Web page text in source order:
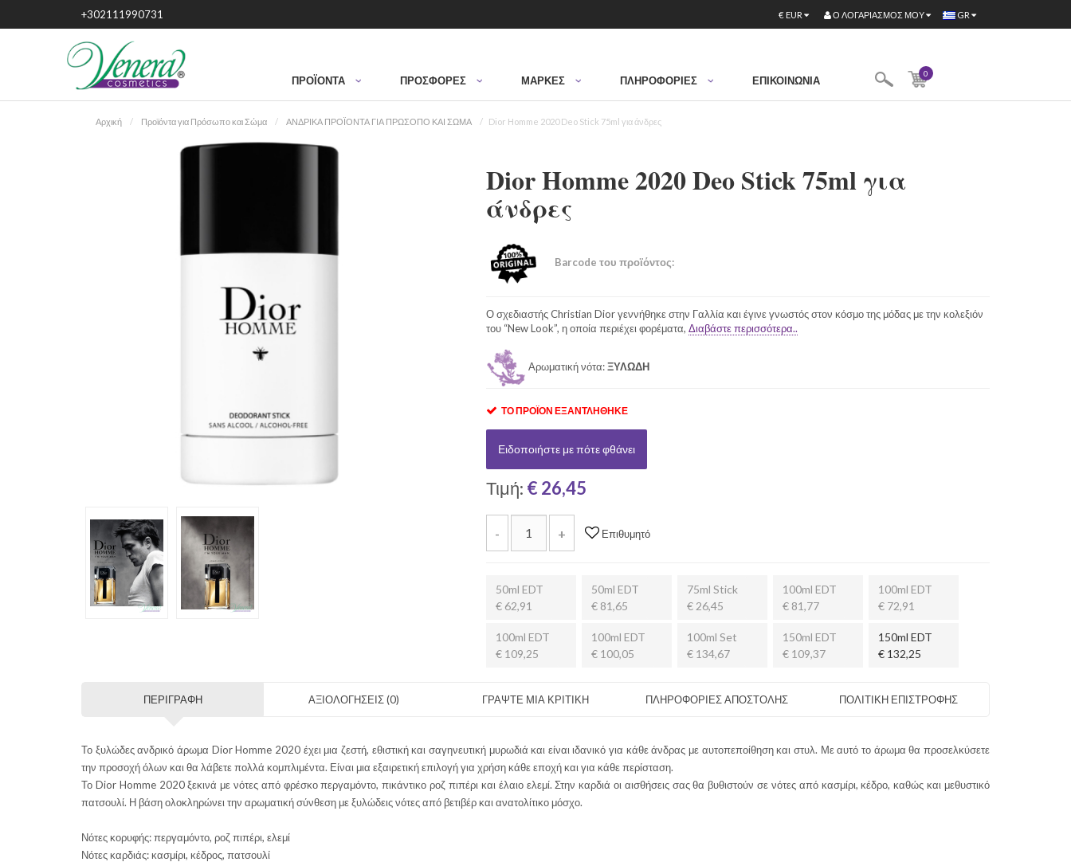
+302111990731 GR
€ EUR Ο ΛΟΓΑΡΙΑΣΜΌΣ ΜΟΥ
ΠΡΟΪΌΝΤΑ ΠΡΟΣΦΟΡΈΣ ΜΆΡΚΕΣ ΠΛΗΡΟΦΟΡΙΕΣ ΕΠΙΚΟΙΝΩΝΊΑ
0
Αρχική Προϊόντα για Πρόσωπο και Σώμα ΑΝΔΡΙΚΑ ΠΡΟΪΟΝΤΑ ΓΙΑ ΠΡΩΣΟΠΟ ΚΑΙ ΣΩΜΑ Dior Homme 2020 Deo Stick 75ml για άνδρες
Dior Homme 2020 Deo Stick 75ml για
άνδρες
Barcode του προϊόντος:
Ο σχεδιαστής Christian Dior γεννήθηκε στην Γαλλία και έγινε γνωστός στον κόσμο της μόδας με την κολεξιόν
του “New Look”, η οποία περιέχει φορέματα, Διαβάστε περισσότερα..
Αρωματική νότα:ΞΥΛΩΔΗ
ΤΟ ΠΡΟΪΌΝ ΕΞΑΝΤΛΉΘΗΚΕ
Ειδοποιήστε με πότε φθάνει
Τιμή: € 26,45
- + Επιθυμητό
50ml EDT
€ 62,91
50ml EDT
€ 81,65
75ml Stick
€ 26,45
100ml EDT
€ 81,77
100ml EDT
€ 72,91
100ml EDT
€ 109,25
100ml EDT
€ 100,05
100ml Set
€ 134,67
150ml EDT
€ 109,37
150ml EDT
€ 132,25
ΠΕΡΙΓΡΑΦΉ ΑΞΙΟΛΟΓΉΣΕΙΣ (0) ΓΡΑΨΤΕ ΜΙΑ ΚΡΙΤΙΚΗ ΠΛΗΡΟΦΟΡΙΕΣ ΑΠΟΣΤΟΛΗΣ ΠΟΛΙΤΙΚΗ ΕΠΙΣΤΡΟΦΗΣ
Το ξυλώδες ανδρικό άρωμα Dior Homme 2020 έχει μια ζεστή, εθιστική και σαγηνευτική μυρωδιά και είναι ιδανικό για κάθε άνδρας με αυτοπεποίθηση και στυλ. Με αυτό το άρωμα θα προσελκύσετε
την προσοχή όλων και θα λάβετε πολλά κομπλιμέντα. Είναι μια εξαιρετική επιλογή για χρήση κάθε εποχή και για κάθε περίσταση.
Το Dior Homme 2020 ξεκινά με νότες από φρέσκο περγαμόντο, πικάντικο ροζ πιπέρι και έλαιο ελεμί. Στην καρδιά οι αισθήσεις σας θα βυθιστούν σε νότες από κασμίρι, κέδρο, καθώς και μεθυστικό
πατσουλί. Η βάση ολοκληρώνει την αρωματική σύνθεση με ξυλώδεις νότες από βετιβέρ και ανατολίτικο μόσχο.
Νότες κορυφής: περγαμόντο, ροζ πιπέρι, ελεμί
Νότες καρδιάς: κασμίρι, κέδρος, πατσουλί